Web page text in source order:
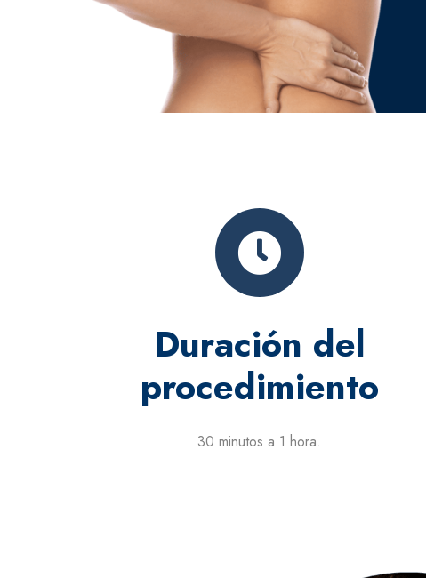
Duración del
procedimiento
30 minutos a 1 hora.